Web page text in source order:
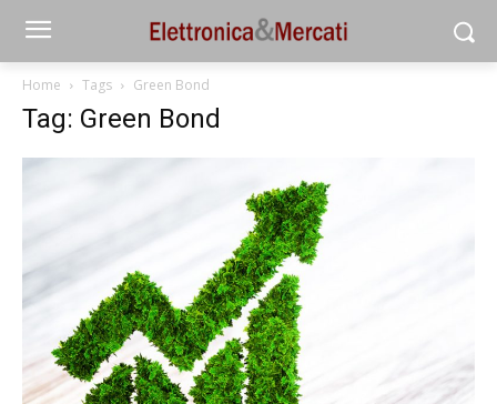
Home Tags Green Bond
Tag: Green Bond